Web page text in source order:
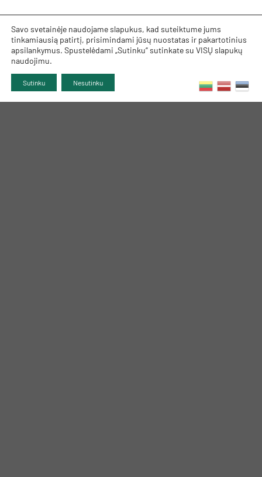
Savo svetainėje naudojame slapukus, kad suteiktume jums
tinkamiausią patirtį, prisimindami jūsų nuostatas ir pakartotinius
apsilankymus. Spustelėdami „Sutinku“ sutinkate su VISŲ slapukų
naudojimu.
Sutinku Nesutinku